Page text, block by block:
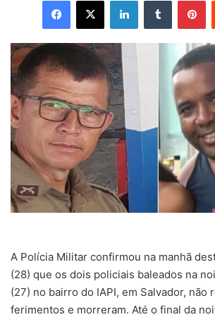
A Polícia Militar confirmou na manhã
(28) que os dois policiais baleados na
(27) no bairro do IAPI, em Salvador, não
ferimentos e morreram. Até o final da